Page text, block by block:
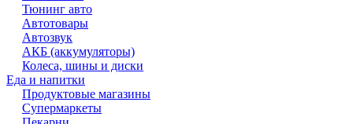
Тюнинг авто
Автотовары
Автозвук
АКБ (аккумуляторы)
Колеса, шины и диски
Еда и напитки
Продуктовые магазины
Супермаркеты